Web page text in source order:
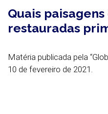
Quais
restauradas
Matéria publicada pela
10 de fevereiro de 2021.